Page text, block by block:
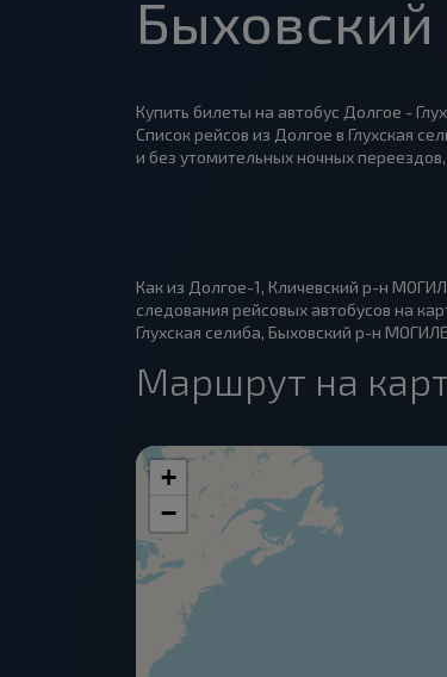
Купить билеты на автобус Долгое -
Список рейсов из Долгое в Глухская
и без утомительных ночных
Как из Долгое-1, Кличевский р-н
следования рейсовых автобусов на
Глухская селиба, Быховский р-н
Маршрут на
+
−